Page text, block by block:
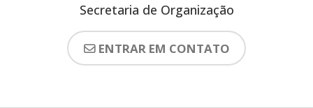
Secretaria de Organização
ENTRAR EM CONTATO